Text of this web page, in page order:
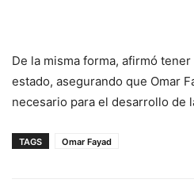
De la misma forma, afirmó
estado, asegurando que Omar
necesario para el desarrollo de
TAGS Omar Fayad